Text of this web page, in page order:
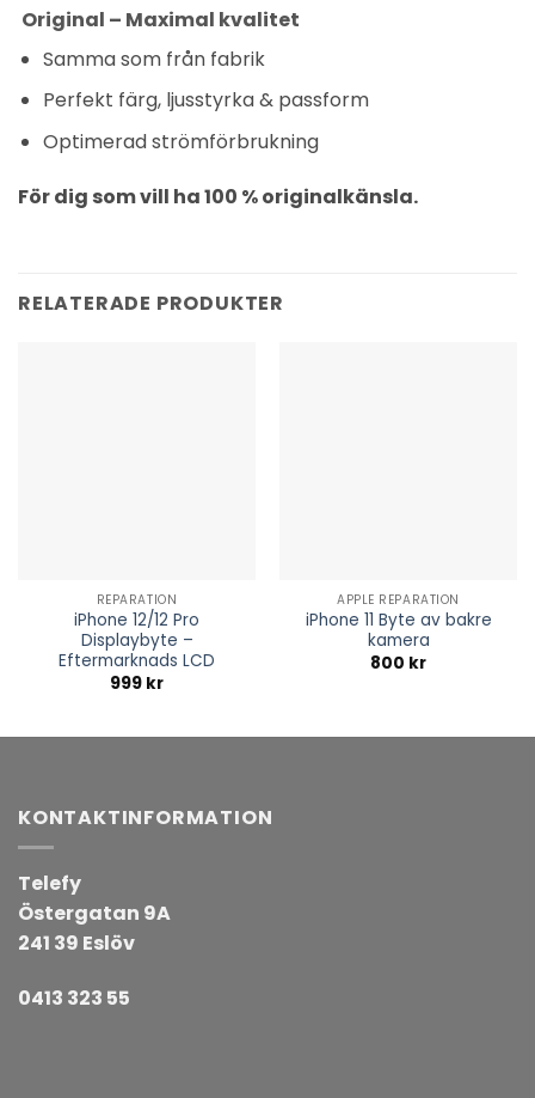
Original – Maximal kvalitet
Samma som från fabrik
Perfekt färg, ljusstyrka & passform
Optimerad strömförbrukning
För dig som vill ha 100 % originalkänsla.
RELATERADE PRODUKTER
REPARATION
iPhone 12/12 Pro
Displaybyte –
Eftermarknads LCD
999 kr
APPLE REPARATION
iPhone 11 Byte av bakre
kamera
800 kr
KONTAKTINFORMATION
Telefy
Östergatan 9A
241 39 Eslöv
0413 323 55